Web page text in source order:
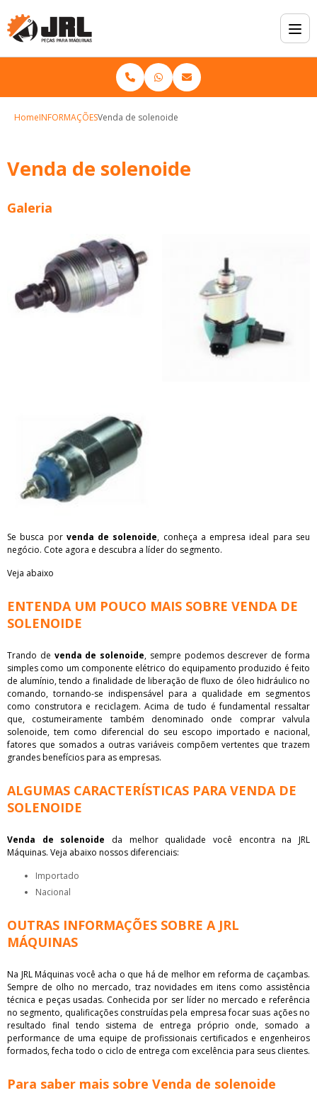
HomeINFORMAÇÕESVenda de solenoide
Venda de solenoide
Galeria
Se busca por venda de solenoide, conheça a empresa ideal para seu
negócio. Cote agora e descubra a líder do segmento.
Veja abaixo
ENTENDA UM POUCO MAIS SOBRE VENDA DE
SOLENOIDE
Trando de venda de solenoide, sempre podemos descrever de forma
simples como um componente elétrico do equipamento produzido é feito
de alumínio, tendo a finalidade de liberação de fluxo de óleo hidráulico no
comando, tornando-se indispensável para a qualidade em segmentos
como construtora e reciclagem. Acima de tudo é fundamental ressaltar
que, costumeiramente também denominado onde comprar valvula
solenoide, tem como diferencial do seu escopo importado e nacional,
fatores que somados a outras variáveis compõem vertentes que trazem
grandes benefícios para as empresas.
ALGUMAS CARACTERÍSTICAS PARA VENDA DE
SOLENOIDE
Venda de solenoide da melhor qualidade você encontra na JRL
Máquinas. Veja abaixo nossos diferenciais:
importado
nacional
OUTRAS INFORMAÇÕES SOBRE A JRL
MÁQUINAS
Na JRL Máquinas você acha o que há de melhor em reforma de caçambas.
Sempre de olho no mercado, traz novidades em itens como assistência
técnica e peças usadas. Conhecida por ser líder no mercado e referência
no segmento, qualificações construídas pela empresa focar suas ações no
resultado final tendo sistema de entrega próprio onde, somado a
performance de uma equipe de profissionais certificados e engenheiros
formados, fecha todo o ciclo de entrega com excelência para seus clientes.
Para saber mais sobre Venda de solenoide